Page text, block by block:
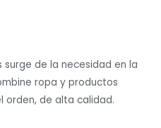
de la necesidad en la
ropa y productos
orden, de alta calidad.